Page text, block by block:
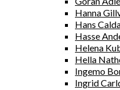
Hanna
Hans
Hasse
Helena
Hella
Ingemo
Ingrid